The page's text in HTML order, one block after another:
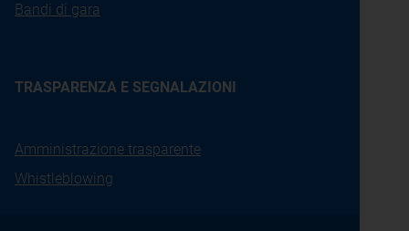
Bandi di gara
TRASPARENZA E SEGNALAZIONI
Amministrazione trasparente
Whistleblowing